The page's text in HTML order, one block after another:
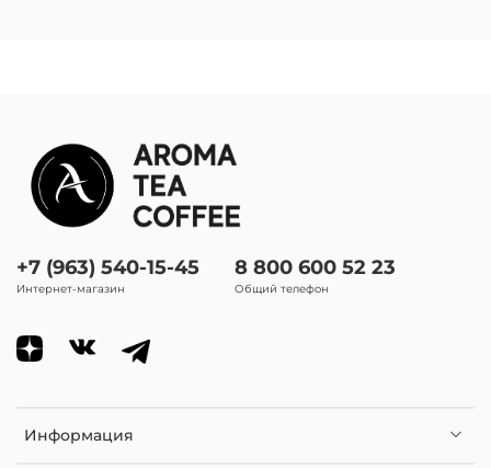
Информация
+7 (963) 540-15-45
Интернет-магазин
8 800 600 52 23
Общий телефон